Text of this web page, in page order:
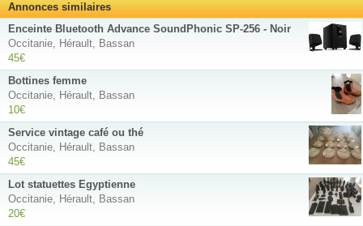
Annonces similaires
Enceinte Bluetooth Advance SoundPhonic SP-256 - Noir
Occitanie, Hérault, Bassan
45€
Bottines femme
Occitanie, Hérault, Bassan
10€
Service vintage café ou thé
Occitanie, Hérault, Bassan
45€
Lot statuettes Egyptienne
Occitanie, Hérault, Bassan
20€